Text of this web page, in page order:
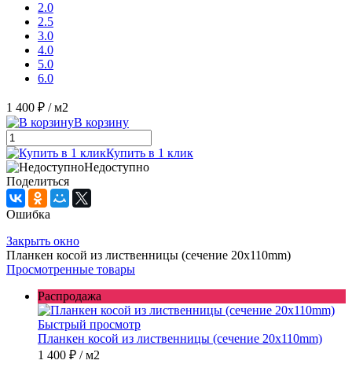
2.0
2.5
3.0
4.0
5.0
6.0
1 400 ₽ / м2
В корзину
Купить в 1 клик
Недоступно
Поделиться
Ошибка
Закрыть окно
Планкен косой из лиственницы (сечение 20х110mm)
Просмотренные товары
Распродажа
Быстрый просмотр
Планкен косой из лиственницы (сечение 20х110mm)
1 400 ₽ / м2